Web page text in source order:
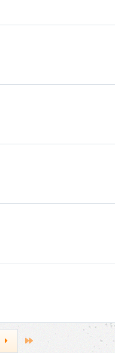
Last